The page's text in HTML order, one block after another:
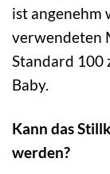
ist angenehm
verwendeten
Standard
Baby.
Kann das
werden?